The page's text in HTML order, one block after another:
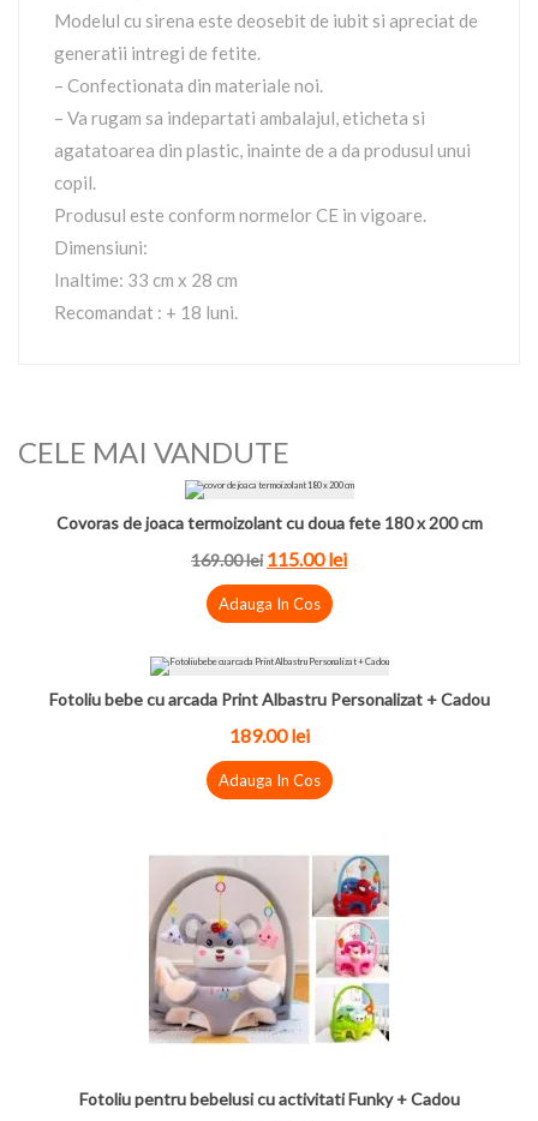
Modelul cu sirena este deosebit de iubit si apreciat de
generatii intregi de fetite.
– Confectionata din materiale noi.
– Va rugam sa indepartati ambalajul, eticheta si
agatatoarea din plastic, inainte de a da produsul unui
copil.
Produsul este conform normelor CE in vigoare.
Dimensiuni:
Inaltime: 33 cm x 28 cm
Recomandat : + 18 luni.
CELE MAI VANDUTE
Covoras de joaca termoizolant cu doua fete 180 x 200 cm
169.00 lei 115.00 lei
Adauga In Cos
Fotoliu bebe cu arcada Print Albastru Personalizat + Cadou
189.00 lei
Adauga In Cos
Fotoliu pentru bebelusi cu activitati Funky + Cadou